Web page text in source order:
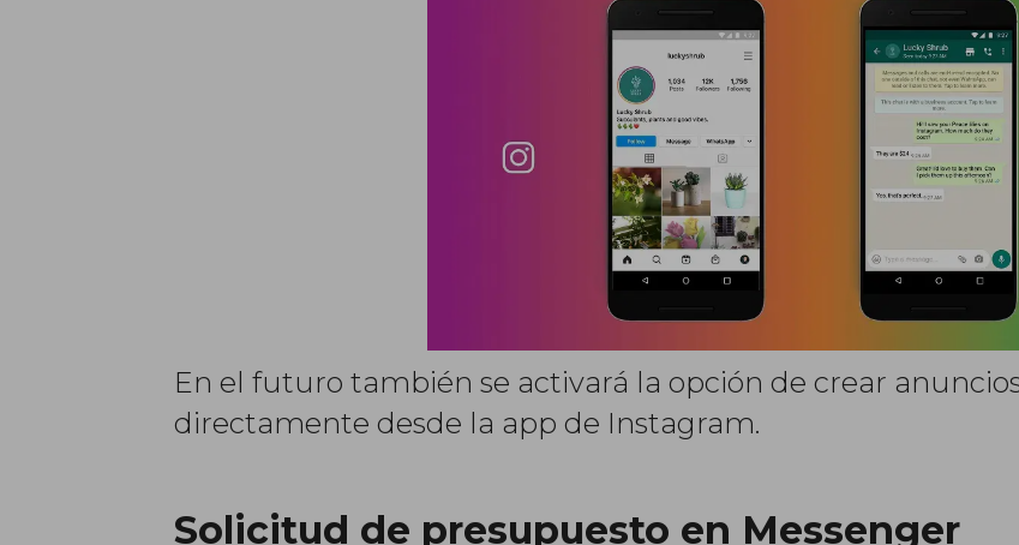
En el futuro también se activará la opción de crear
directamente desde la app de Instagram.
Solicitud de presupuesto en Messenger